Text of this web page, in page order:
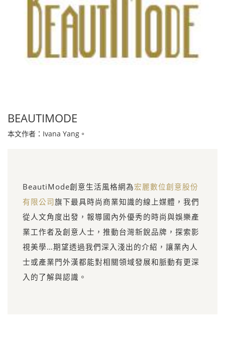
BEAUTIMODE
本文作者：Ivana Yang。
BeautiMode創意生活風格網為宏麗數位創意股份
有限公司旗下最具時尚商業知識的線上媒體，我們
從人文角度出發，報導國內外優秀的時尚與娛樂產
業工作者及創意人士，推動台灣新銳品牌，探索影
視美學…期望透過我們深入淺出的介紹，讓業內人
士或產業門外漢都能對相關領域發展和脈動有更深
入的了解與認識。